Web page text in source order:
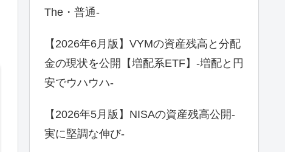
The・普通-
【2026年6月版】VYMの資産残高と分配
金の現状を公開【増配系ETF】-増配と円
安でウハウハ-
【2026年5月版】NISAの資産残高公開-
実に堅調な伸び-